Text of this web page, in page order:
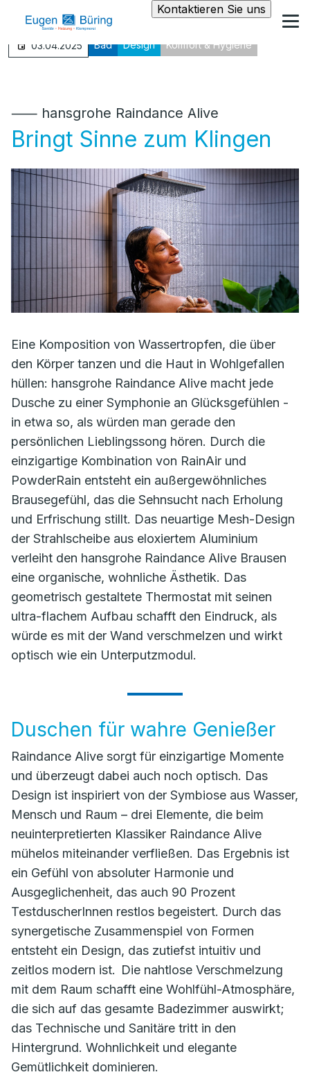
Kontaktieren Sie uns
03.04.2025 Bad Design Komfort & Hygiene
⸺ hansgrohe Raindance Alive
Bringt Sinne zum Klingen
Eine Komposition von Wassertropfen, die über
den Körper tanzen und die Haut in Wohlgefallen
hüllen: hansgrohe Raindance Alive macht jede
Dusche zu einer Symphonie an Glücksgefühlen -
in etwa so, als würden man gerade den
persönlichen Lieblingssong hören. Durch die
einzigartige Kombination von RainAir und
PowderRain entsteht ein außergewöhnliches
Brausegefühl, das die Sehnsucht nach Erholung
und Erfrischung stillt. Das neuartige Mesh-Design
der Strahlscheibe aus eloxiertem Aluminium
verleiht den hansgrohe Raindance Alive Brausen
eine organische, wohnliche Ästhetik. Das
geometrisch gestaltete Thermostat mit seinen
ultra-flachem Aufbau schafft den Eindruck, als
würde es mit der Wand verschmelzen und wirkt
optisch wie ein Unterputzmodul.
Duschen für wahre Genießer
Raindance Alive sorgt für einzigartige Momente
und überzeugt dabei auch noch optisch. Das
Design ist inspiriert von der Symbiose aus Wasser,
Mensch und Raum – drei Elemente, die beim
neuinterpretierten Klassiker Raindance Alive
mühelos miteinander verfließen. Das Ergebnis ist
ein Gefühl von absoluter Harmonie und
Ausgeglichenheit, das auch 90 Prozent
TestduscherInnen restlos begeistert. Durch das
synergetische Zusammenspiel von Formen
entsteht ein Design, das zutiefst intuitiv und
zeitlos modern ist. Die nahtlose Verschmelzung
mit dem Raum schafft eine Wohlfühl-Atmosphäre,
die sich auf das gesamte Badezimmer auswirkt;
das Technische und Sanitäre tritt in den
Hintergrund. Wohnlichkeit und elegante
Gemütlichkeit dominieren.